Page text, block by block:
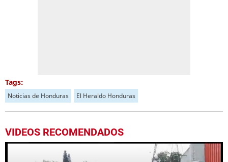
Tags:
Noticias de Honduras El Heraldo Honduras
VIDEOS RECOMENDADOS